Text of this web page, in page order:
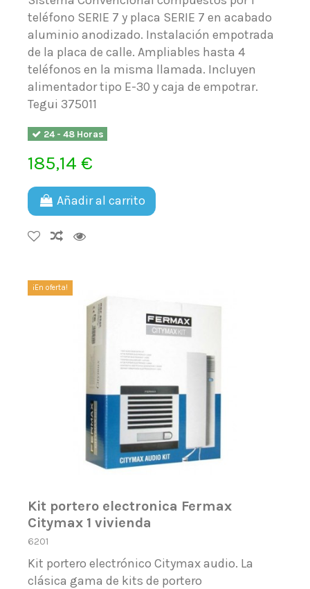
teléfono SERIE 7 y placa SERIE 7 en acabado
aluminio anodizado. Instalación empotrada
de la placa de calle. Ampliables hasta 4
teléfonos en la misma llamada. Incluyen
alimentador tipo E-30 y caja de empotrar.
Tegui 375011
24 - 48 Horas
185,14 €
Añadir al carrito
¡En oferta!
Kit portero electronica Fermax
Citymax 1 vivienda
6201
Kit portero electrónico Citymax audio. La
clásica gama de kits de portero